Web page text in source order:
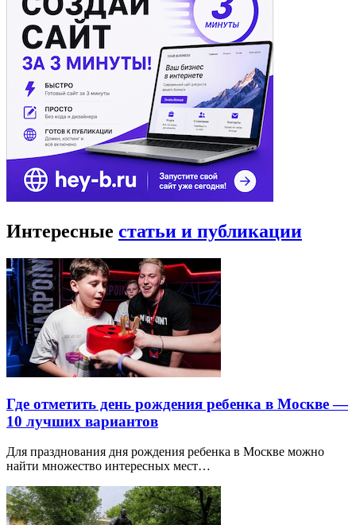
Интересные статьи и публикации
Где отметить день рождения ребенка в Москве —
10 лучших вариантов
Для празднования дня рождения ребенка в Москве можно
найти множество интересных мест…